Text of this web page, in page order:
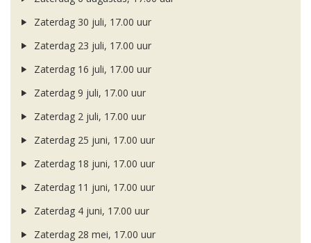
Zaterdag 30 juli, 17.00 uur
Zaterdag 23 juli, 17.00 uur
Zaterdag 16 juli, 17.00 uur
Zaterdag 9 juli, 17.00 uur
Zaterdag 2 juli, 17.00 uur
Zaterdag 25 juni, 17.00 uur
Zaterdag 18 juni, 17.00 uur
Zaterdag 11 juni, 17.00 uur
Zaterdag 4 juni, 17.00 uur
Zaterdag 28 mei, 17.00 uur